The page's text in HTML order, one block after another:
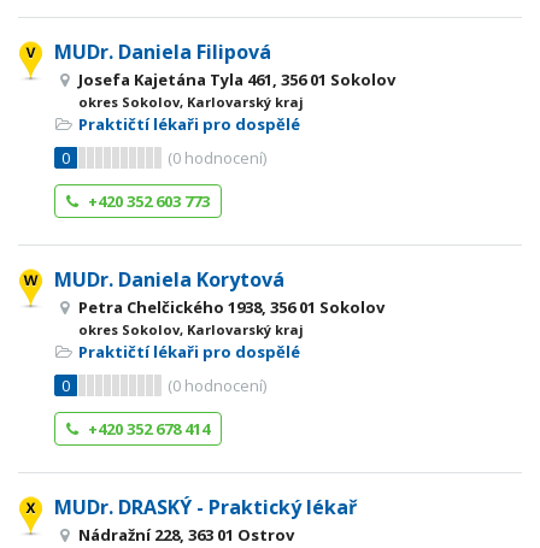
MUDr. Daniela Filipová
Josefa Kajetána Tyla 461, 356 01 Sokolov
okres Sokolov, Karlovarský kraj
Praktičtí lékaři pro dospělé
0
(0 hodnocení)
+420 352 603 773
MUDr. Daniela Korytová
Petra Chelčického 1938, 356 01 Sokolov
okres Sokolov, Karlovarský kraj
Praktičtí lékaři pro dospělé
0
(0 hodnocení)
+420 352 678 414
MUDr. DRASKÝ - Praktický lékař
Nádražní 228, 363 01 Ostrov